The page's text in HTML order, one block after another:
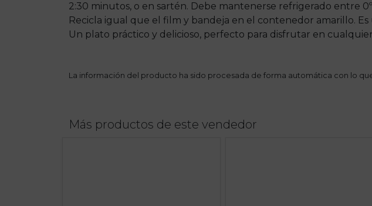
2:30 minutos, o en sartén. Debe mantenerse refrigerado entre
Recicla igual que el film y bandeja en el contenedor amarillo.
Un plato práctico y delicioso, perfecto para disfrutar en
La información del producto ha sido procesada de forma automática con lo
Más productos de este vendedor